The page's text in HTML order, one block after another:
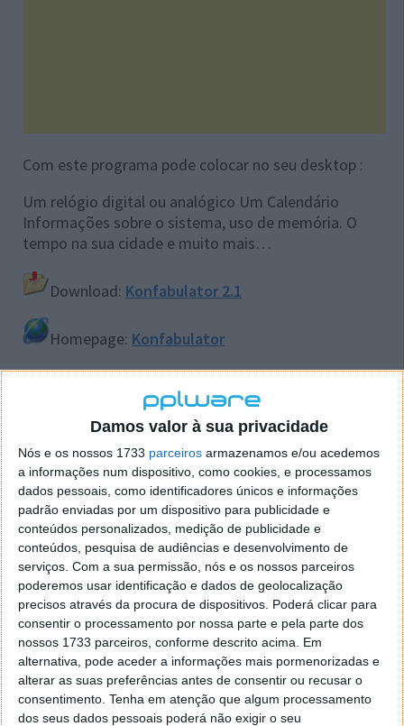
Damos valor à sua privacidade
Nós e os nossos 1733 parceiros armazenamos e/ou acedemos
a informações num dispositivo, como cookies, e processamos
dados pessoais, como identificadores únicos e informações
padrão enviadas por um dispositivo para publicidade e
conteúdos personalizados, medição de publicidade e
conteúdos, pesquisa de audiências e desenvolvimento de
serviços. Com a sua permissão, nós e os nossos parceiros
poderemos usar identificação e dados de geolocalização
precisos através da procura de dispositivos. Poderá clicar para
consentir o processamento por nossa parte e pela parte dos
nossos 1733 parceiros, conforme descrito acima. Em
alternativa, pode aceder a informações mais pormenorizadas e
alterar as suas preferências antes de consentir ou recusar o
consentimento. Tenha em atenção que algum processamento
dos seus dados pessoais poderá não exigir o seu
Com este programa pode colocar no seu desktop :
Um relógio digital ou analógico Um Calendário
Informações sobre o sistema, uso de memória. O
tempo na sua cidade e muito mais…
Download: Konfabulator 2.1
Homepage: Konfabulator
Este artigo tem mais de um ano
Acompanhe o Pplware no Google Notícias
Proponha uma correção, faça uma sugestão Autor:Vítor M.
PRÓXIMO ARTIGO
Microsoft reforça caça ao pirata
ARTIGO ANTERIOR